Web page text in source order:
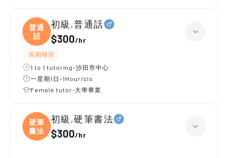
普通
話
初級,普通話
$300/hr
長期補習
1 to 1 tutoring-沙田市中心
一星期1日-1Hour/cls
Female tutor-大學畢業
硬筆
書法
初級,硬筆書法
$300/hr